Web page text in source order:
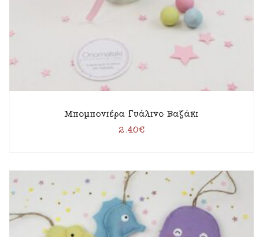
Μπομπονιέρα Γυάλινο Βαζάκι
2.40€